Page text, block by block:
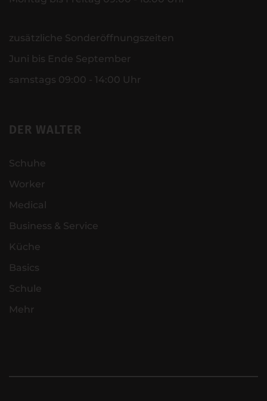
zusätzliche Sonderöffnungszeiten
Juni bis Ende September
samstags 09:00 - 14:00 Uhr
DER WALTER
Schuhe
Worker
Medical
Business & Service
Küche
Basics
Schule
Mehr